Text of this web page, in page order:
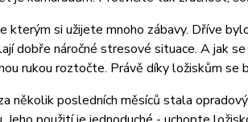
kterým si užijete mnoho zábavy. Dříve
dobře náročné stresové situace. A jak
rukou roztočte. Právě díky ložiskům se
několik posledních měsíců stala